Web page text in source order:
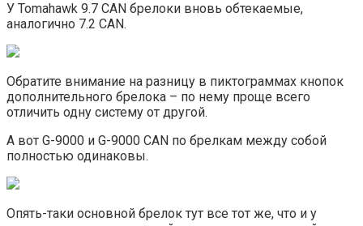
У Tomahawk 9.7 CAN брелоки вновь обтекаемые,
аналогично 7.2 CAN.
Обратите внимание на разницу в пиктограммах кнопок
дополнительного брелока – по нему проще всего
отличить одну систему от другой.
А вот G-9000 и G-9000 CAN по брелкам между собой
полностью одинаковы.
Опять-таки основной брелок тут все тот же, что и у